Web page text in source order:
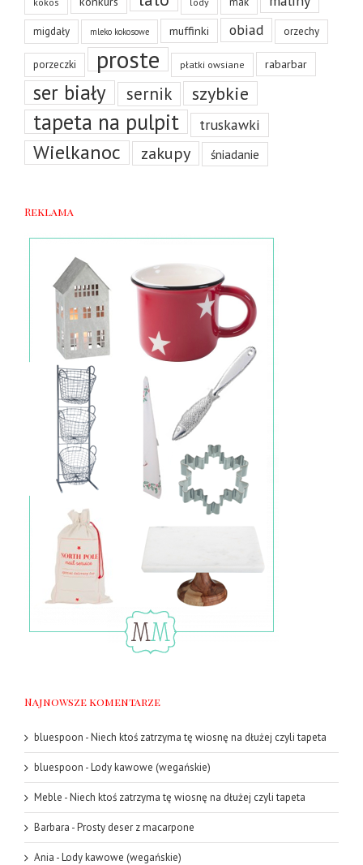
migdały mleko kokosowe muffinki obiad orzechy
porzeczki proste płatki owsiane rabarbar
ser biały sernik szybkie
tapeta na pulpit truskawki
Wielkanoc zakupy śniadanie
Reklama
Najnowsze komentarze
bluespoon -Niech ktoś zatrzyma tę wiosnę na dłużej czyli tapeta
bluespoon -Lody kawowe (wegańskie)
Meble -Niech ktoś zatrzyma tę wiosnę na dłużej czyli tapeta
Barbara -Prosty deser z macarpone
Ania -Lody kawowe (wegańskie)